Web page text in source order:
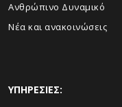
Ανθρώπινο Δυναμικό
Νέα και ανακοινώσεις
ΥΠΗΡΕΣΙΕΣ: